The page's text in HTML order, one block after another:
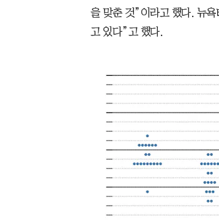
을 맞춘 것”이라고 했다. 뉴
고 있다”고 했다.